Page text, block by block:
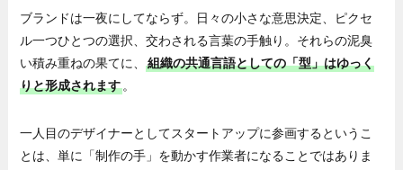
ブランドは一夜にしてならず。日々の小さな意思決定、ピクセ
ル一つひとつの選択、交わされる言葉の手触り。それらの泥臭
い積み重ねの果てに、組織の共通言語としての「型」はゆっく
りと形成されます 。
一人目のデザイナーとしてスタートアップに参画するというこ
とは、単に「制作の手」を動かす作業者になることではありま